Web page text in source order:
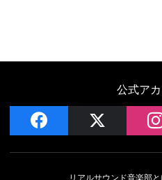
公式ア
facebook
リアルサウンド音楽部と